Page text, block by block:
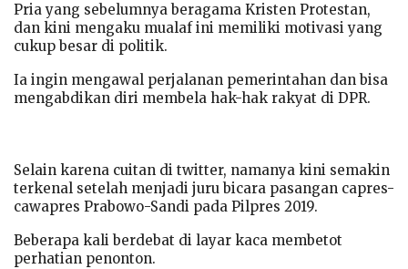
Pria yang sebelumnya beragama Kristen Protestan,
dan kini mengaku mualaf ini memiliki motivasi yang
cukup besar di politik.
Ia ingin mengawal perjalanan pemerintahan dan bisa
mengabdikan diri membela hak-hak rakyat di DPR.
Selain karena cuitan di twitter, namanya kini semakin
terkenal setelah menjadi juru bicara pasangan capres-
cawapres Prabowo-Sandi pada Pilpres 2019.
Beberapa kali berdebat di layar kaca membetot
perhatian penonton.